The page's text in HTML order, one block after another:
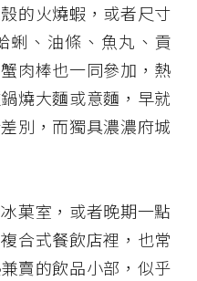
的火燒蝦，或者尺寸
蜊、油條、魚丸、貢
肉棒也一同參加，熱
燒大麵或意麵，早就
別，而獨具濃濃府城
菓室，或者晚期一點
合式餐飲店裡，也常
賣的飲品小部，似乎